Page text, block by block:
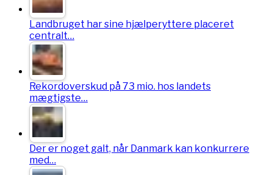
Landbruget har sine hjælperyttere placeret
centralt…
Rekordoverskud på 73 mio. hos landets
mægtigste…
Der er noget galt, når Danmark kan konkurrere
med…